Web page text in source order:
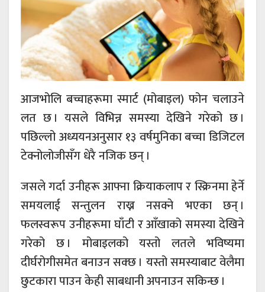
आजभोलि बच्चाहरूमा स्मार्ट (मोबाइल) फोन चलाउने
लत छ । यसले विभिन्न समस्या देखिने गरेको छ ।
पछिल्लो अध्ययनअनुसार १३ वर्षमुनिका बच्चा डिजिटल
टेक्नोलोजीसँग धेरै नजिक छन् ।
जसले गर्दा उनीहरू आफ्ना क्रियाकलाप र स्क्रिनमा हेर्ने
समयलाई सन्तुलन राख्न नसक्ने भएका छन् ।
फलस्वरूप उनीहरूमा घाँटी र आँखाको समस्या देखिने
गरेको छ । मोबाइलको यस्तो लतले भविष्यमा
दीर्घरोगीसमेत बनाउन सक्छ । यस्तो समस्याबाट वेलैमा
छुटकारा पाउन केही साबधानी अपनाउन सकिन्छ ।